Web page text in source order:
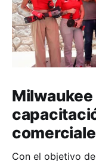
Con el objetivo